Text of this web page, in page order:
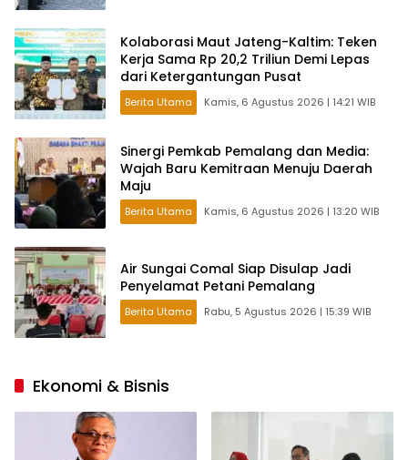
Kolaborasi Maut Jateng-Kaltim: Teken
Kerja Sama Rp 20,2 Triliun Demi Lepas
dari Ketergantungan Pusat
Berita Utama Kamis, 6 Agustus 2026 | 14:21 WIB
Sinergi Pemkab Pemalang dan Media:
Wajah Baru Kemitraan Menuju Daerah
Maju
Berita Utama Kamis, 6 Agustus 2026 | 13:20 WIB
Air Sungai Comal Siap Disulap Jadi
Penyelamat Petani Pemalang
Berita Utama Rabu, 5 Agustus 2026 | 15:39 WIB
Ekonomi & Bisnis